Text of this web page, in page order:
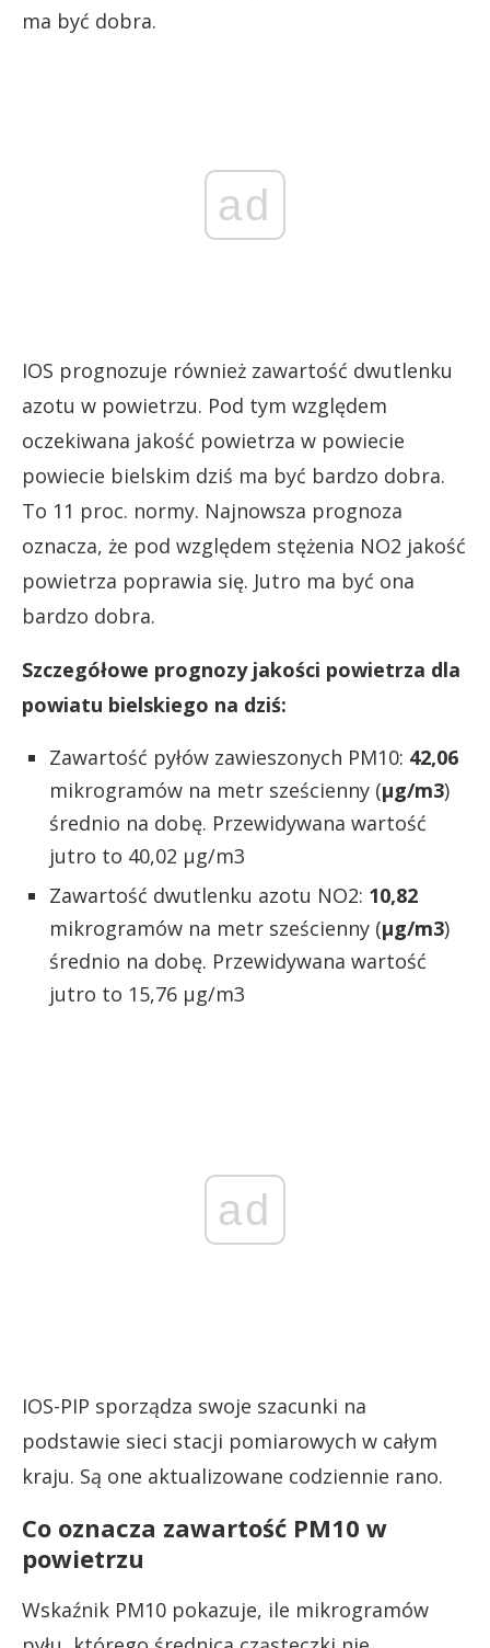
ma być dobra.
ad
IOS prognozuje również zawartość dwutlenku
azotu w powietrzu. Pod tym względem
oczekiwana jakość powietrza w powiecie
powiecie bielskim dziś ma być bardzo dobra.
To 11 proc. normy. Najnowsza prognoza
oznacza, że pod względem stężenia NO2 jakość
powietrza poprawia się. Jutro ma być ona
bardzo dobra.
Szczegółowe prognozy jakości powietrza dla
powiatu bielskiego na dziś:
Zawartość pyłów zawieszonych PM10: 42,06
mikrogramów na metr sześcienny (µg/m3)
średnio na dobę. Przewidywana wartość
jutro to 40,02 µg/m3
Zawartość dwutlenku azotu NO2: 10,82
mikrogramów na metr sześcienny (µg/m3)
średnio na dobę. Przewidywana wartość
jutro to 15,76 µg/m3
ad
IOS-PIP sporządza swoje szacunki na
podstawie sieci stacji pomiarowych w całym
kraju. Są one aktualizowane codziennie rano.
Co oznacza zawartość PM10 w
powietrzu
Wskaźnik PM10 pokazuje, ile mikrogramów